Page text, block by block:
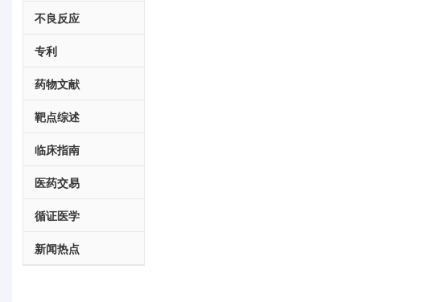
不良反应
专利
药物文献
靶点综述
临床指南
医药交易
循证医学
新闻热点